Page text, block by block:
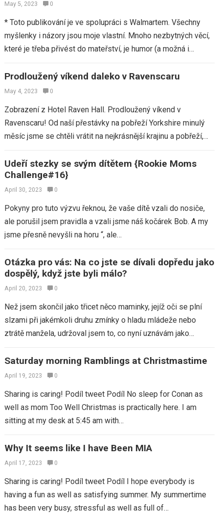
May 5, 2023 0
* Toto publikování je ve spolupráci s Walmartem. Všechny
myšlenky i názory jsou moje vlastní. Mnoho nezbytných věcí,
které je třeba přivést do mateřství, je humor (a možná i
Prodloužený víkend daleko v Ravenscaru
May 4, 2023 0
Zobrazení z Hotel Raven Hall. Prodloužený víkend v
Ravenscaru! Od naší přestávky na pobřeží Yorkshire minulý
měsíc jsme se chtěli vrátit na nejkrásnější krajinu a pobřeží,
Udeří stezky se svým dítětem {Rookie Moms
Challenge#16}
April 30, 2023 0
Pokyny pro tuto výzvu řeknou, že vaše dítě vzali do nosiče,
ale porušil jsem pravidla a vzali jsme náš kočárek Bob. A my
jsme přesně nevyšli na horu “, ale…
Otázka pro vás: Na co jste se dívali dopředu jako
dospělý, když jste byli málo?
April 20, 2023 0
Než jsem skončil jako třicet něco maminky, jejíž oči se plní
slzami při jakémkoli druhu zmínky o hladu mládeže nebo
ztrátě manžela, udržoval jsem to, co nyní uznávám jako
Saturday morning Ramblings at Christmastime
April 19, 2023 0
Sharing is caring! Podíl tweet Podíl No sleep for Conan as
well as mom Too Well Christmas is practically here. I am
sitting at my desk at 5:45 am with…
Why It seems like I have Been MIA
April 17, 2023 0
Sharing is caring! Podíl tweet Podíl I hope everybody is
having a fun as well as satisfying summer. My summertime
has been very busy, stressful as well as full of…